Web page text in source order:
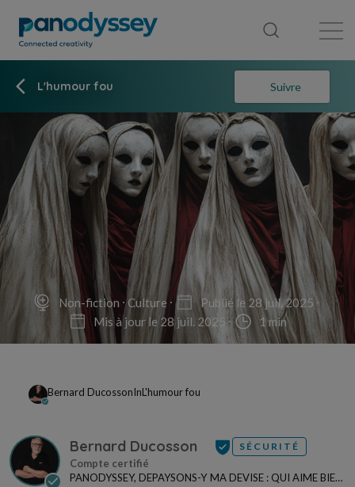
L'humour fou Suivre
Non-fiction Culture
Publié le 28 juil. 2025
Mis à jour le 28 juil. 2025
1 min
Bernard DucossonInL'humour fou
Bernard Ducosson SÉCURITÉ
PANODYSSEY, DEPAYSONS-Y MA DEVISE : QUI AIME BIEN,